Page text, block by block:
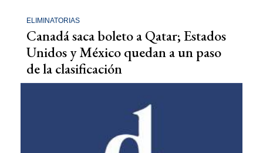
ELIMINATORIAS
Canadá saca boleto a Qatar; Estados
Unidos y México quedan a un paso
de la clasificación